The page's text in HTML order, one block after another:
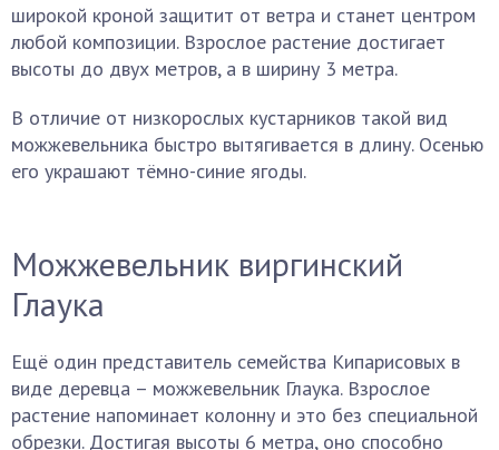
широкой кроной защитит от ветра и станет центром
любой композиции. Взрослое растение достигает
высоты до двух метров, а в ширину 3 метра.
В отличие от низкорослых кустарников такой вид
можжевельника быстро вытягивается в длину. Осенью
его украшают тёмно-синие ягоды.
Можжевельник виргинский
Глаука
Ещё один представитель семейства Кипарисовых в
виде деревца – можжевельник Глаука. Взрослое
растение напоминает колонну и это без специальной
обрезки. Достигая высоты 6 метра, оно способно